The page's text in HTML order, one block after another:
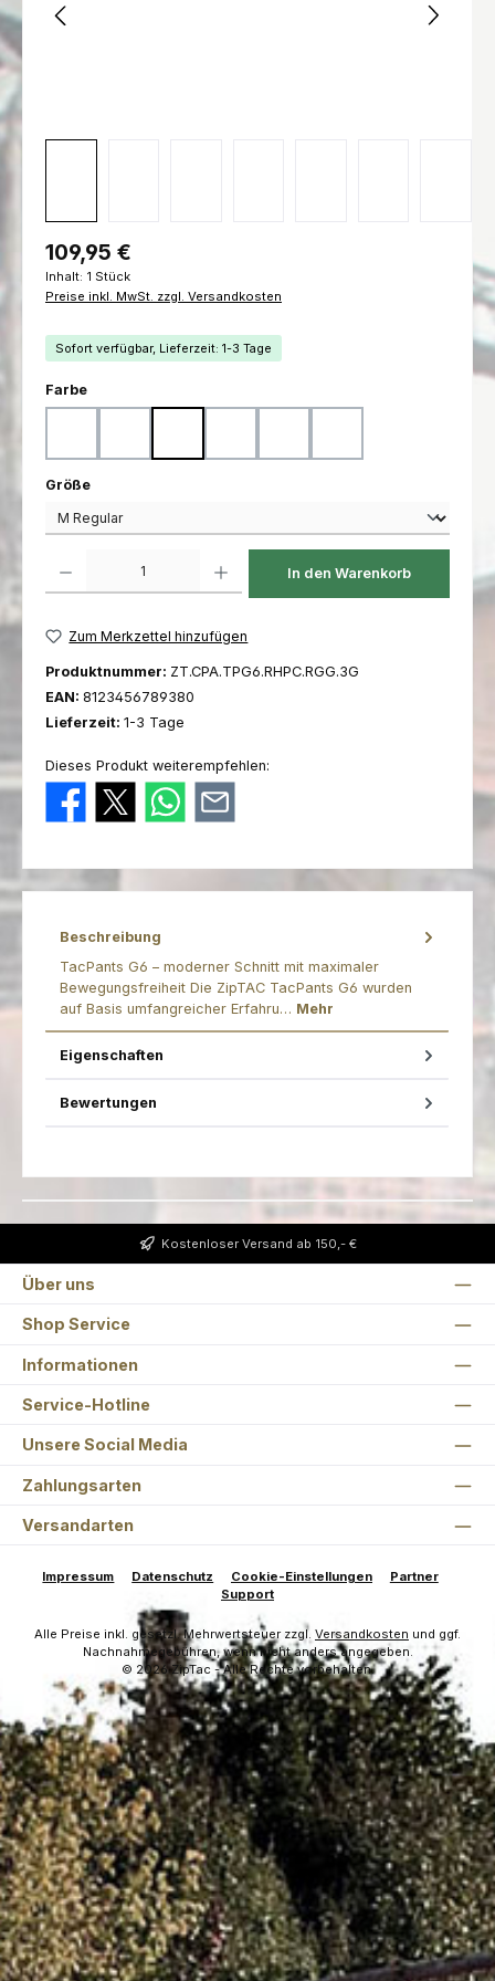
Regulärer Preis:
109,95 €
Inhalt: 1 Stück
Preise inkl. MwSt. zzgl. Versandkosten
Sofort verfügbar, Lieferzeit: 1-3 Tage
Farbeauswählen
Größeauswählen
In den Warenkorb
Zum Merkzettel hinzufügen
Produktnummer: ZT.CPA.TPG6.RHPC.RGG.3G
EAN: 8123456789380
Lieferzeit: 1-3 Tage
Dieses Produkt weiterempfehlen:
Beschreibung
TacPants G6 – moderner Schnitt mit maximaler
Bewegungsfreiheit Die ZipTAC TacPants G6 wurden
auf Basis umfangreicher Erfahru… Mehr
Eigenschaften
Bewertungen
Kostenloser Versand ab 150,- €
Über uns
Shop Service
Informationen
Service-Hotline
Unsere Social Media
Zahlungsarten
Versandarten
Impressum Datenschutz Cookie-Einstellungen
Partner
Support
Alle Preise inkl. gesetzl. Mehrwertsteuer zzgl. Versandkosten und ggf.
Nachnahmegebühren, wenn nicht anders angegeben.
© 2026 ZipTac - Alle Rechte vorbehalten.